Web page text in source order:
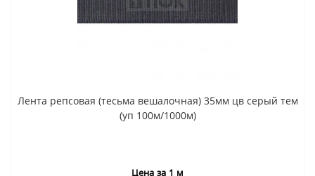
Лента репсовая (тесьма вешалочная) 35мм цв серый тем
(уп 100м/1000м)
Цена за 1 м